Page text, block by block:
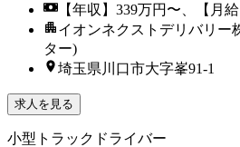
【年収】339万円〜、【月
イオンネクストデリバリー
ター)
埼玉県川口市大字峯91-1
求人を見る
小型トラックドライバー